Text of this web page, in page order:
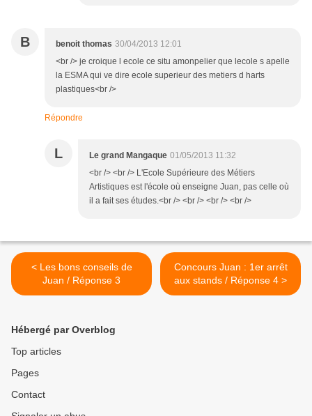
B benoit thomas 30/04/2013 12:01
<br /> je croique l ecole ce situ amonpelier que lecole s apelle
la ESMA qui ve dire ecole superieur des metiers d harts
plastiques<br />
Répondre
L Le grand Mangaque 01/05/2013 11:32
<br /> <br /> L'Ecole Supérieure des Métiers
Artistiques est l'école où enseigne Juan, pas celle où
il a fait ses études.<br /> <br /> <br /> <br />
< Les bons conseils de
Juan / Réponse 3
Concours Juan : 1er arrêt
aux stands / Réponse 4 >
Hébergé par Overblog
Top articles
Pages
Contact